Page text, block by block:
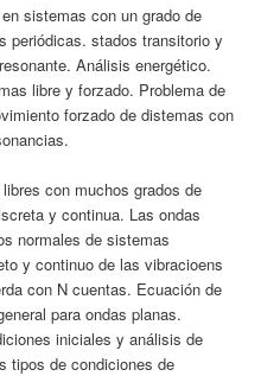
sistemas con un grado de
periódicas. stados transitorio y
Análisis energético.
libre y forzado. Problema de
forzado de distemas con
con muchos grados de
y continua. Las ondas
normales de sistemas
y continuo de las vibracioens
con N cuentas. Ecuación de
para ondas planas.
iniciales y análisis de
tipos de condiciones de